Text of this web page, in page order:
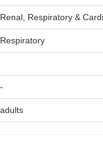
Renal, Respiratory &
Respiratory
-
adults